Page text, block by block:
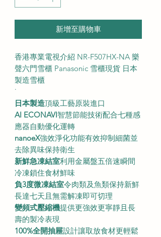
新增至購物車
香港專業電視介紹 NR-F507HX-NA 樂
聲六門雪櫃 Panasonic 雪櫃現貨 日本
製造雪櫃
˙
日本製造頂級工藝原裝進口
AI ECONAVI智慧節能技術配合七種感
應器自動優化運轉
nanoeX強效淨化功能有效抑制細菌並
去除異味保持衛生
新鮮急凍結室利用金屬盤五倍速瞬間
冷凍鎖住食材鮮味
負3度微凍結室令肉類及魚類保持新鮮
長達七天且無需解凍即可切理
變頻式壓縮機提供更強效更寧靜且長
壽的製冷表現
100%全開抽屜設計讓取放食材更輕鬆